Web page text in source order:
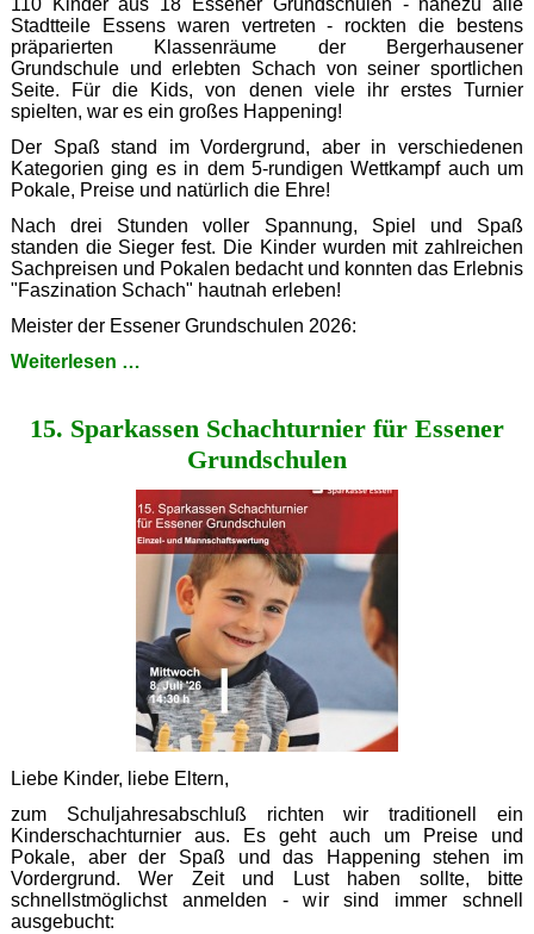
110 Kinder aus 18 Essener Grundschulen - nahezu alle
Stadtteile Essens waren vertreten - rockten die bestens
präparierten Klassenräume der Bergerhausener
Grundschule und erlebten Schach von seiner sportlichen
Seite. Für die Kids, von denen viele ihr erstes Turnier
spielten, war es ein großes Happening!
Der Spaß stand im Vordergrund, aber in verschiedenen
Kategorien ging es in dem 5-rundigen Wettkampf auch um
Pokale, Preise und natürlich die Ehre!
Nach drei Stunden voller Spannung, Spiel und Spaß
standen die Sieger fest. Die Kinder wurden mit zahlreichen
Sachpreisen und Pokalen bedacht und konnten das Erlebnis
"Faszination Schach" hautnah erleben!
Meister der Essener Grundschulen 2026:
Weiterlesen …
15. Sparkassen Schachturnier für Essener
Grundschulen
Liebe Kinder, liebe Eltern,
zum Schuljahresabschluß richten wir traditionell ein
Kinderschachturnier aus. Es geht auch um Preise und
Pokale, aber der Spaß und das Happening stehen im
Vordergrund. Wer Zeit und Lust haben sollte, bitte
schnellstmöglichst anmelden - wir sind immer schnell
ausgebucht: